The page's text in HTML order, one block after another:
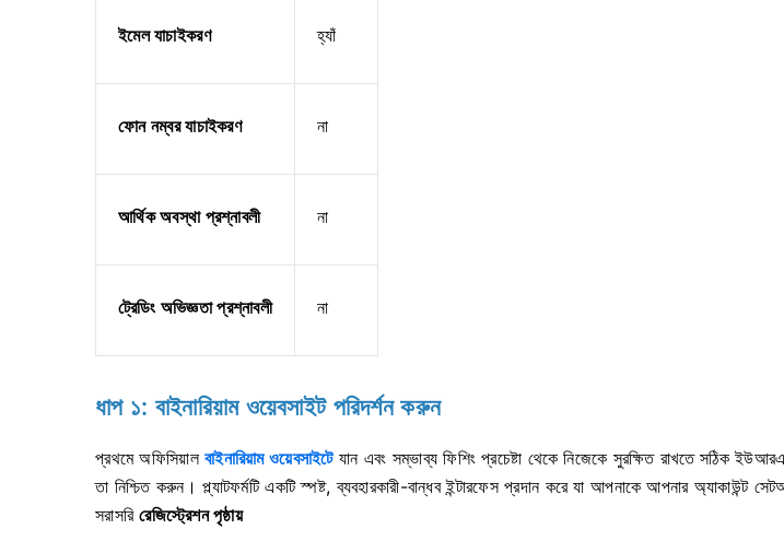
ইমেল যাচাইকরণ হ্যাঁ
ফোন নম্বর যাচাইকরণ না
আর্থিক অবস্থা প্রশ্নাবলী না
ট্রেডিং অভিজ্ঞতা প্রশ্নাবলী না
ধাপ ১: বাইনারিয়াম ওয়েবসাইট পরিদর্শন করুন
প্রথমে অফিসিয়ালবাইনারিয়াম ওয়েবসাইটেযান এবং সম্ভাব্য ফিশিং প্রচেষ্টা থেকে নিজেকে সুরক্ষিত রাখতে সঠিক
তা নিশ্চিত করুন। প্ল্যাটফর্মটি একটি স্পষ্ট, ব্যবহারকারী-বান্ধব ইন্টারফেস প্রদান করে যা আপনাকেআপনার অ্যাকাউন্ট
সরাসরিরেজিস্ট্রেশন পৃষ্ঠায়